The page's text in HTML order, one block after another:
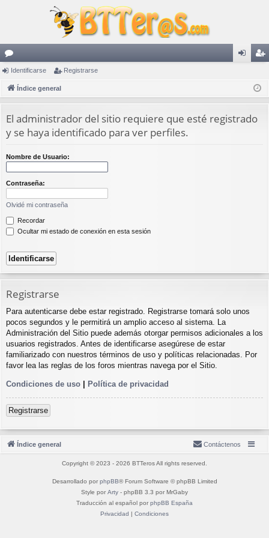
or
os
ar
ist
Identificarse Registrarse
Índice general
El administrador del sitio requiere que esté registrado
y se haya identificado para ver perfiles.
Nombre de Usuario:
Contraseña:
Olvidé mi contraseña
Recordar
Ocultar mi estado de conexión en esta sesión
Registrarse
Para autenticarse debe estar registrado. Registrarse tomará solo unos
pocos segundos y le permitirá un amplio acceso al sistema. La
Administración del Sitio puede además otorgar permisos adicionales a los
usuarios registrados. Antes de identificarse asegúrese de estar
familiarizado con nuestros términos de uso y políticas relacionadas. Por
favor lea las reglas de los foros mientras navega por el Sitio.
Condiciones de uso | Política de privacidad
Registrarse
Índice general Contáctenos
Copyright © 2023 - 2026 BTTeros All rights reserved.
Desarrollado por phpBB® Forum Software © phpBB Limited
Style por Arty - phpBB 3.3 por MrGaby
Traducción al español por phpBB España
Privacidad | Condiciones